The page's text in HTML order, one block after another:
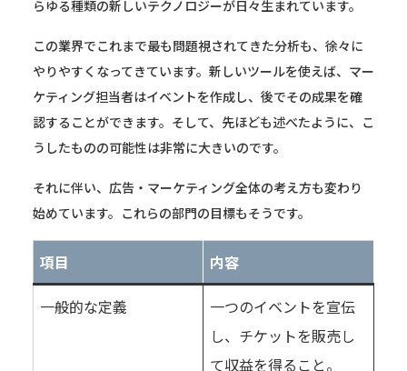
らゆる種類の新しいテクノロジーが日々生まれています。
この業界でこれまで最も問題視されてきた分析も、徐々に
やりやすくなってきています。新しいツールを使えば、マー
ケティング担当者はイベントを作成し、後でその成果を確
認することができます。そして、先ほども述べたように、こ
うしたものの可能性は非常に大きいのです。
それに伴い、広告・マーケティング全体の考え方も変わり
始めています。これらの部門の目標もそうです。
項目 内容
一般的な定義
一つのイベントを宣伝
し、チケットを販売し
て収益を得ること。